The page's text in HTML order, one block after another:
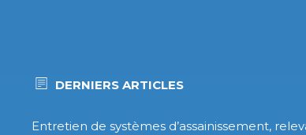
DERNIERS ARTICLES
Entretien de systèmes d’assainissement,